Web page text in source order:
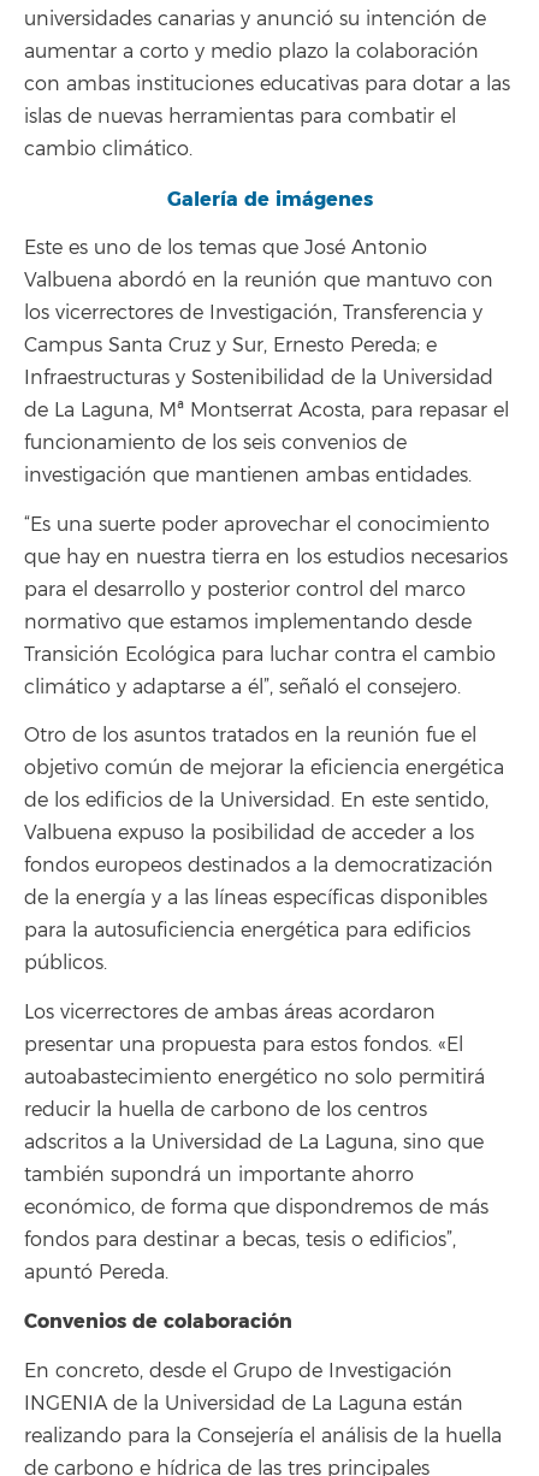
universidades canarias y anunció su intención de
aumentar a corto y medio plazo la colaboración
con ambas instituciones educativas para dotar a las
islas de nuevas herramientas para combatir el
cambio climático.
Galería de imágenes
Este es uno de los temas que José Antonio
Valbuena abordó en la reunión que mantuvo con
los vicerrectores de Investigación, Transferencia y
Campus Santa Cruz y Sur, Ernesto Pereda; e
Infraestructuras y Sostenibilidad de la Universidad
de La Laguna, Mª Montserrat Acosta, para repasar el
funcionamiento de los seis convenios de
investigación que mantienen ambas entidades.
“Es una suerte poder aprovechar el conocimiento
que hay en nuestra tierra en los estudios necesarios
para el desarrollo y posterior control del marco
normativo que estamos implementando desde
Transición Ecológica para luchar contra el cambio
climático y adaptarse a él”, señaló el consejero.
Otro de los asuntos tratados en la reunión fue el
objetivo común de mejorar la eficiencia energética
de los edificios de la Universidad. En este sentido,
Valbuena expuso la posibilidad de acceder a los
fondos europeos destinados a la democratización
de la energía y a las líneas específicas disponibles
para la autosuficiencia energética para edificios
públicos.
Los vicerrectores de ambas áreas acordaron
presentar una propuesta para estos fondos. «El
autoabastecimiento energético no solo permitirá
reducir la huella de carbono de los centros
adscritos a la Universidad de La Laguna, sino que
también supondrá un importante ahorro
económico, de forma que dispondremos de más
fondos para destinar a becas, tesis o edificios”,
apuntó Pereda.
Convenios de colaboración
En concreto, desde el Grupo de Investigación
INGENIA de la Universidad de La Laguna están
realizando para la Consejería el análisis de la huella
de carbono e hídrica de las tres principales